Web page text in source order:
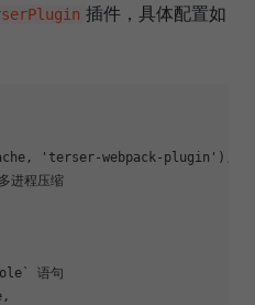
插件，具体配置如
'terser-webpack-plugin' ),
进程压缩
语句
,